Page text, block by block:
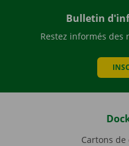
Bulletin
Restez informés des
Cartons